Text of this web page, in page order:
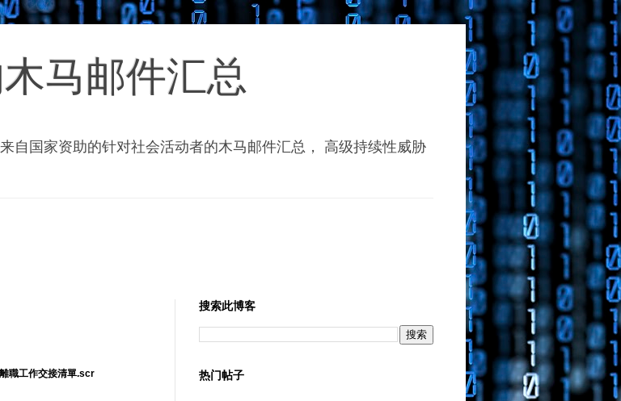
马邮件汇总
自国家资助的针对社会活动者的木马邮件汇总， 高级持续性威胁
職工作交接清單.scr
搜索此博客
热门帖子